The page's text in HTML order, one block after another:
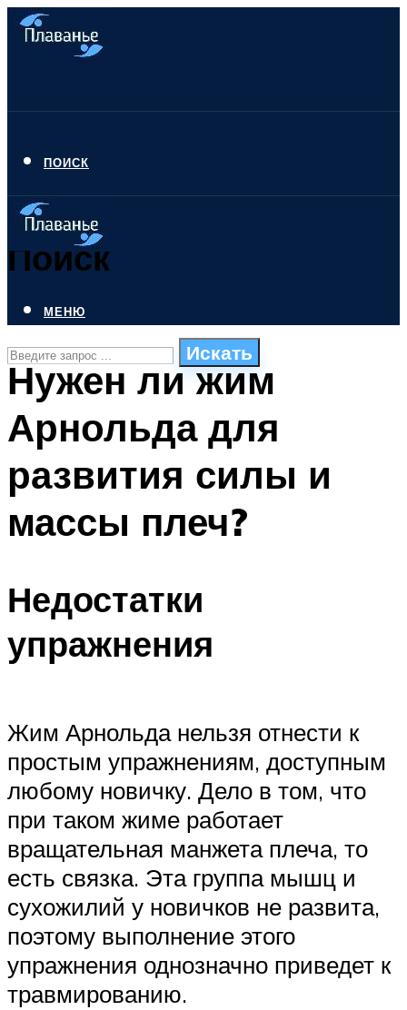
ПОИСК
Поиск
Искать
СТИЛИ ПЛАВАНЬЯ
ПЛАВАНЬЕ ДЛЯ ДЕТЕЙ
БАССЕЙН ДЛЯ ДОМА
МЕНЮ
Нужен ли жим
Арнольда для
развития силы и
массы плеч?
Недостатки
упражнения
Жим Арнольда нельзя отнести к
простым упражнениям, доступным
любому новичку. Дело в том, что
при таком жиме работает
вращательная манжета плеча, то
есть связка. Эта группа мышц и
сухожилий у новичков не развита,
поэтому выполнение этого
упражнения однозначно приведет к
травмированию.